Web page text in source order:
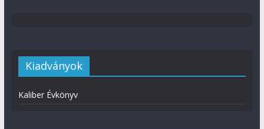
Kiadványok
Kaliber Évkönyv